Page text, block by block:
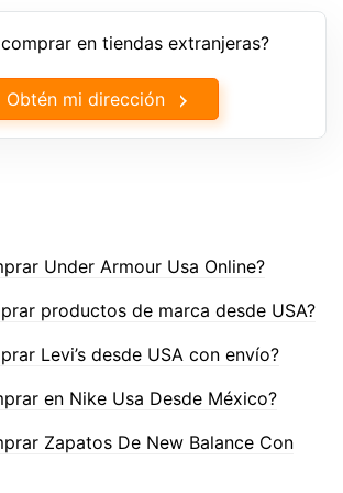
en tiendas extranjeras?
Obtén mi dirección
Under Armour Usa Online?
productos de marca desde USA?
Levi’s desde USA con envío?
en Nike Usa Desde México?
Zapatos De New Balance Con